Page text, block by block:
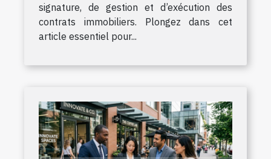
signature, de gestion et d’exécution des
contrats immobiliers. Plongez dans cet
article essentiel pour...